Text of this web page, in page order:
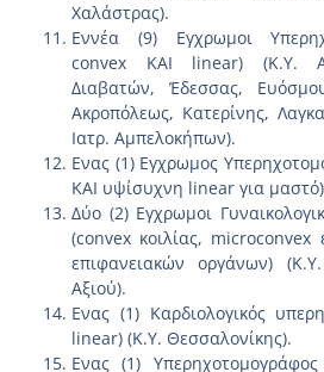
Χαλάστρας).
Εννέα (9) Εγχρωμοι
convex ΚΑΙ linear) (Κ.Υ.
Διαβατών, Έδεσσας,
Ακροπόλεως, Κατερίνης,
Ιατρ. Αμπελοκήπων).
Ενας (1) Εγχρωμος
ΚΑΙ υψίσυχνη linear για
Δύο (2) Εγχρωμοι
(convex κοιλίας, microconvex
επιφανειακών οργάνων)
Αξιού).
Ενας (1) Καρδιολογικός
linear) (Κ.Υ. Θεσσαλονίκης).
Ενας (1)